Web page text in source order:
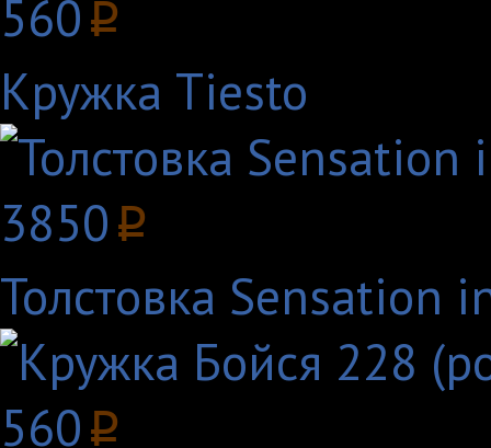
560p
Кружка Tiesto
3850p
Толстовка Sensation
560p